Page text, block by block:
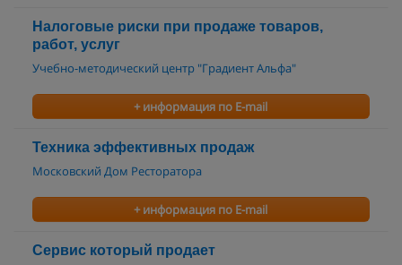
Налоговые риски при продаже товаров,
работ, услуг
Учебно-методический центр "Градиент Альфа"
+ информация по E-mail
Техника эффективных продаж
Московский Дом Ресторатора
+ информация по E-mail
Сервис который продает